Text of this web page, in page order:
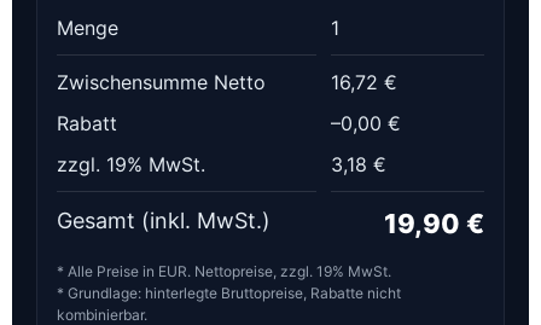
Menge
1
Zwischensumme Netto
16,72 €
Rabatt
–0,00 €
zzgl. 19% MwSt.
3,18 €
Gesamt (inkl. MwSt.) 19,90 €
* Alle Preise in EUR. Nettopreise, zzgl. 19% MwSt.
* Grundlage: hinterlegte Bruttopreise, Rabatte nicht
kombinierbar.